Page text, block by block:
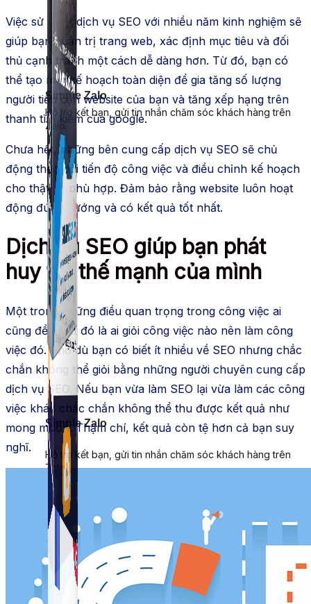
Simple Zalo
Hỗ trợ kết bạn, gửi tin nhắn chăm sóc khách hàng trên
Zalo.
Simple Zalo
Hỗ trợ kết bạn, gửi tin nhắn chăm sóc khách hàng trên
Zalo.
Việc sử dụng dịch vụ SEO với nhiều năm kinh nghiệm sẽ
giúp bạn quản trị trang web, xác định mục tiêu và đối
thủ cạnh tranh một cách dễ dàng hơn. Từ đó, bạn có
thể tạo một kế hoạch toàn diện để gia tăng số lượng
người tiếp cận website của bạn và tăng xếp hạng trên
thanh tìm kiếm của google.
Chưa hết, những bên cung cấp dịch vụ SEO sẽ chủ
động theo dõi tiến độ công việc và điều chỉnh kế hoạch
cho thật sự phù hợp. Đảm bảo rằng website luôn hoạt
động đúng hướng và có kết quả tốt nhất.
Dịch vụ SEO giúp bạn phát
huy tốt thế mạnh của mình
Một trong những điều quan trọng trong công việc ai
cũng đều biết đó là ai giỏi công việc nào nên làm công
việc đó. Cho dù bạn có biết ít nhiều về SEO nhưng chắc
chắn không thể giỏi bằng những người chuyên cung cấp
dịch vụ SEO. Nếu bạn vừa làm SEO lại vừa làm các công
việc khác chắc chắn không thể thu được kết quả như
mong muốn. Thậm chí, kết quả còn tệ hơn cả bạn suy
nghĩ.